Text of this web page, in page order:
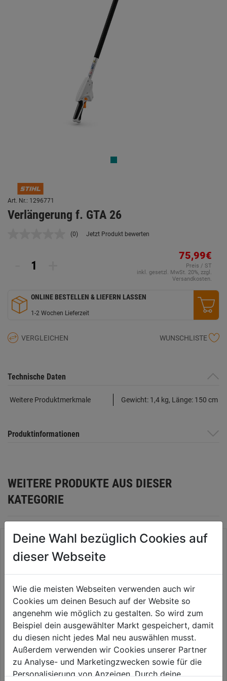
Art. Nr.: 1296771
Verlängerung f. GTA 26
Kein
(0) Jetzt Produkt bewerten
75,99€
Preis / ST
inkl. gesetzl. MwSt. 20%, zzgl.
Versandkosten.
ONLINE BESTELLEN & LIEFERN LASSEN
1-2 Wochen Lieferzeit
VERGLEICHEN WUNSCHLISTE
Technische Daten
Weitere Produktmerkmale Gewicht: 1,4 kg, Länge: 150 cm
Produktinformationen
WEITERE PRODUKTE AUS DIESER
KATEGORIE
Akku-Astsäge WB 18V-AAS
CPF Set 2,0 Ah-Starterkit
0.0 (0)
Akku-Kettensäge GE-LC 18/25
Li Solo
4.5 (383)
Deine Wahl bezüglich Cookies auf
dieser Webseite
Wie die meisten Webseiten verwenden auch wir
Cookies um deinen Besuch auf der Website so
angenehm wie möglich zu gestalten. So wird zum
Beispiel dein ausgewählter Markt gespeichert, damit
du diesen nicht jedes Mal neu auswählen musst.
Außerdem verwenden wir Cookies unserer Partner
zu Analyse- und Marketingzwecken sowie für die
Personalisierung von Anzeigen. Durch deine